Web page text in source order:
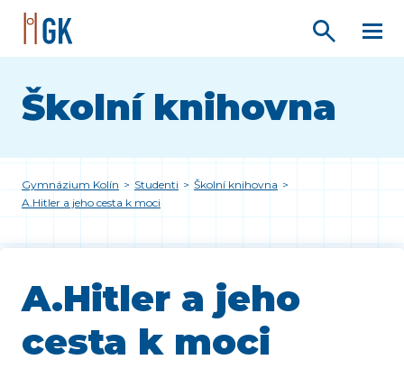
Školní knihovna
Gymnázium Kolín > Studenti > Školní knihovna >
A.Hitler a jeho cesta k moci
A.Hitler a jeho
cesta k moci